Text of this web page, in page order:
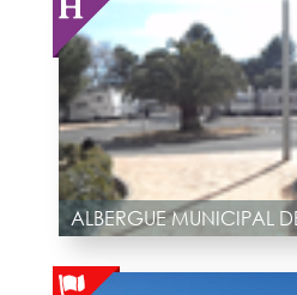
ALBERGUE MUNICIPAL